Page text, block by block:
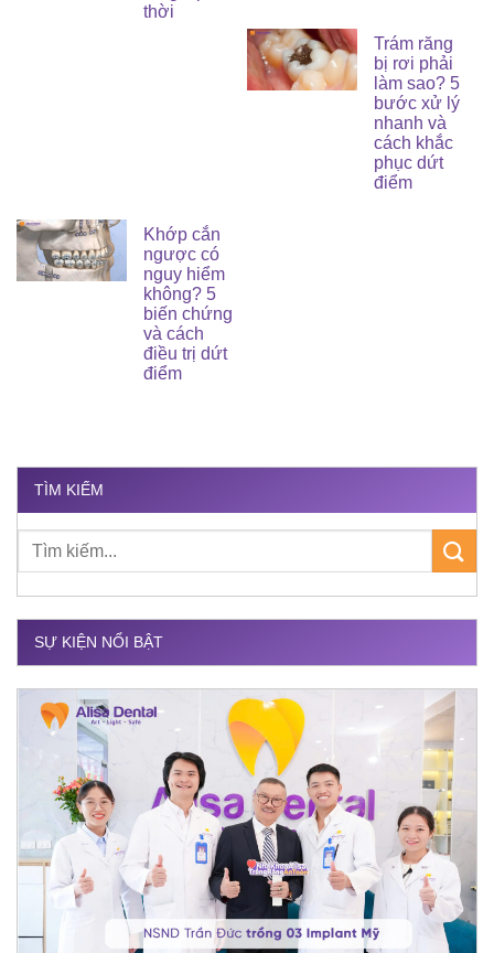
thời
Trám răng
bị rơi phải
làm sao? 5
bước xử lý
nhanh và
cách khắc
phục dứt
điểm
Khớp cắn
ngược có
nguy hiểm
không? 5
biến chứng
và cách
điều trị dứt
điểm
TÌM KIẾM
SỰ KIỆN NỔI BẬT